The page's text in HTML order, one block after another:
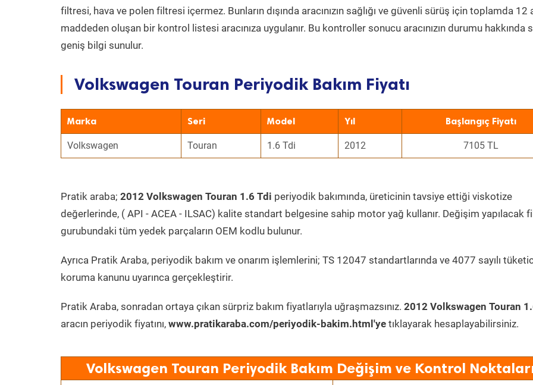
filtresi, hava ve polen filtresi içermez. Bunların dışında aracınızın sağlığı ve güvenli sürüş için toplamda 12
maddeden oluşan bir kontrol listesi aracınıza uygulanır. Bu kontroller sonucu aracınızın durumu hakkında
geniş bilgi sunulur.
Volkswagen Touran Periyodik Bakım Fiyatı
Marka Seri Model Yıl Başlangıç Fiyatı
Volkswagen Touran 1.6 Tdi 2012 7105 TL
Pratik araba; 2012 Volkswagen Touran 1.6 Tdi periyodik bakımında, üreticinin tavsiye ettiği viskotize
değerlerinde, ( API - ACEA - ILSAC) kalite standart belgesine sahip motor yağ kullanır. Değişim yapılacak
gurubundaki tüm yedek parçaların OEM kodlu bulunur.
Ayrıca Pratik Araba, periyodik bakım ve onarım işlemlerini; TS 12047 standartlarında ve 4077 sayılı
koruma kanunu uyarınca gerçekleştirir.
Pratik Araba, sonradan ortaya çıkan sürpriz bakım fiyatlarıyla uğraşmazsınız. 2012 Volkswagen Touran
aracın periyodik fiyatını, www.pratikaraba.com/periyodik-bakim.html'ye tıklayarak hesaplayabilirsiniz.
Volkswagen Touran Periyodik Bakım Değişim ve Kontrol